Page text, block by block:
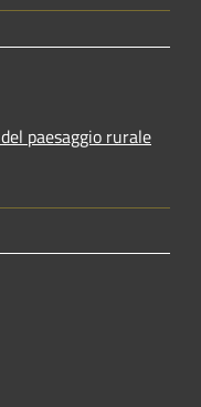
paesaggio rurale